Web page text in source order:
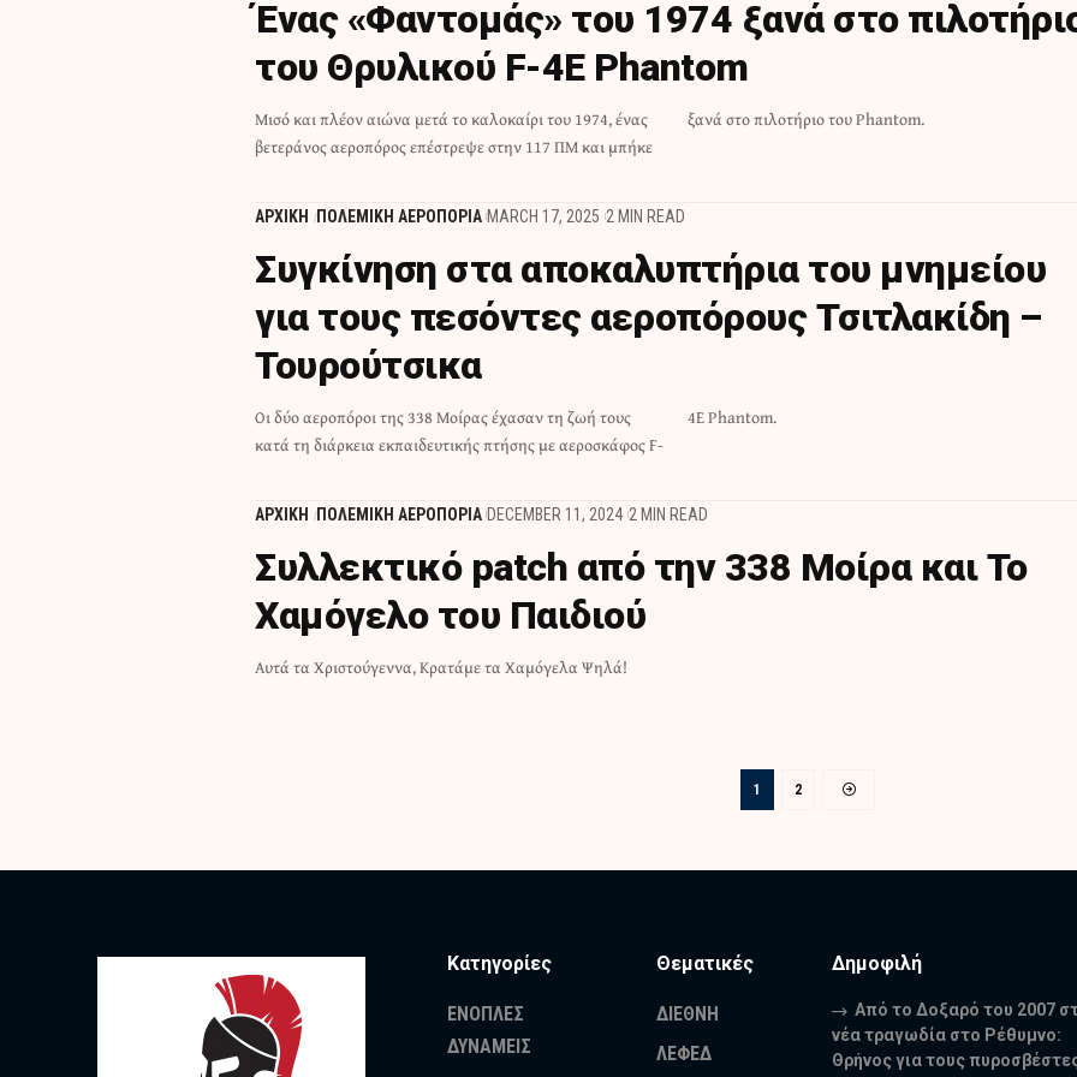
Ένας «Φαντομάς» του 1974 ξανά στο
του Θρυλικού F-4E Phantom
Μισό και πλέον αιώνα μετά το καλοκαίρι του 1974, ένας
βετεράνος αεροπόρος επέστρεψε στην 117 ΠΜ και μπήκε
ξανά στο πιλοτήριο του Phantom.
ΑΡΧΙΚΗ ΠΟΛΕΜΙΚΗ ΑΕΡΟΠΟΡΙΑ MARCH 17, 2025 2 MIN READ
Συγκίνηση στα αποκαλυπτήρια του μνημείου
για τους πεσόντες αεροπόρους Τσιτλακίδη –
Τουρούτσικα
Οι δύο αεροπόροι της 338 Μοίρας έχασαν τη ζωή τους
κατά τη διάρκεια εκπαιδευτικής πτήσης με αεροσκάφος F-
4Ε Phantom.
ΑΡΧΙΚΗ ΠΟΛΕΜΙΚΗ ΑΕΡΟΠΟΡΙΑ DECEMBER 11, 2024 2 MIN READ
Συλλεκτικό patch από την 338 Μοίρα και Το
Χαμόγελο του Παιδιού
Αυτά τα Χριστούγεννα, Κρατάμε τα Χαμόγελα Ψηλά!
1 2
Κατηγορίες
ΕΝΟΠΛΕΣ
ΔΥΝΑΜΕΙΣ
Θεματικές
ΔΙΕΘΝΗ
ΛΕΦΕΔ
Δημοφιλή
Από το Δοξαρό του 2007
νέα τραγωδία στο Ρέθυμνο:
Θρήνος για τους